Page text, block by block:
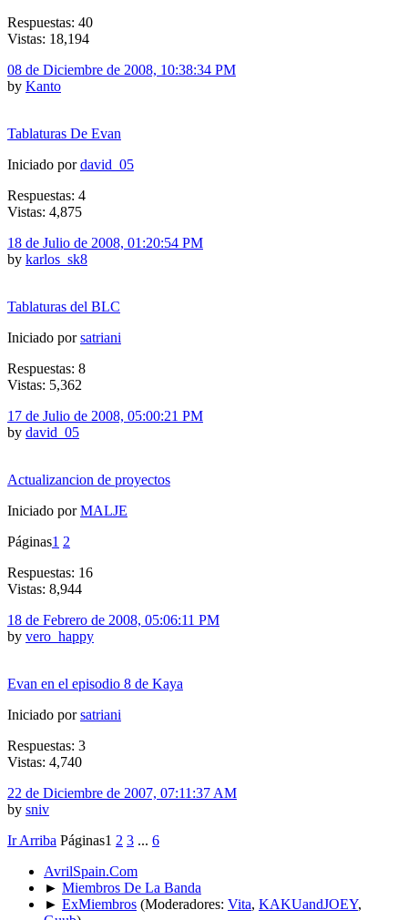
Respuestas: 40
Vistas: 18,194
08 de Diciembre de 2008, 10:38:34 PM
by Kanto
Tablaturas De Evan
Iniciado pordavid_05
Respuestas: 4
Vistas: 4,875
18 de Julio de 2008, 01:20:54 PM
by karlos_sk8
Tablaturas del BLC
Iniciado porsatriani
Respuestas: 8
Vistas: 5,362
17 de Julio de 2008, 05:00:21 PM
by david_05
Actualizancion de proyectos
Iniciado porMALJE
Páginas1 2
Respuestas: 16
Vistas: 8,944
18 de Febrero de 2008, 05:06:11 PM
by vero_happy
Evan en el episodio 8 de Kaya
Iniciado porsatriani
Respuestas: 3
Vistas: 4,740
22 de Diciembre de 2007, 07:11:37 AM
by sniv
Ir Arriba Páginas1 2 3 ... 6
AvrilSpain.Com
► Miembros De La Banda
► ExMiembros (Moderadores: Vita, KAKUandJOEY,